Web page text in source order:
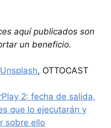
aquí publicados son
un beneficio.
Unsplash, OTTOCAST
2: fecha de salida,
que lo ejecutarán y
sobre ello